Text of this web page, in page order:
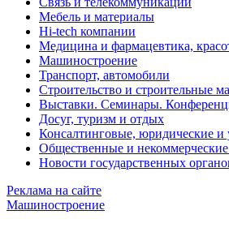
Мебель и материалы
Hi-tech компании
Медицина и фармацевтика,
Машиностроение
Транспорт, автомобили
Строительство и строительные
Выставки. Семинары.
Досуг, туризм и отдых
Консалтинговые, юридические и
Общественные и
Новости государственных
Реклама на сайте
Машиностроение